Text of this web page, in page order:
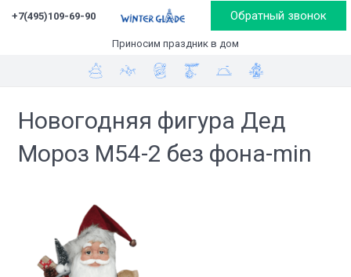
+7(495)109-69-90 Обратный звонок
Приносим праздник в дом
Новогодняя фигура Дед
Мороз М54-2 без фона-min